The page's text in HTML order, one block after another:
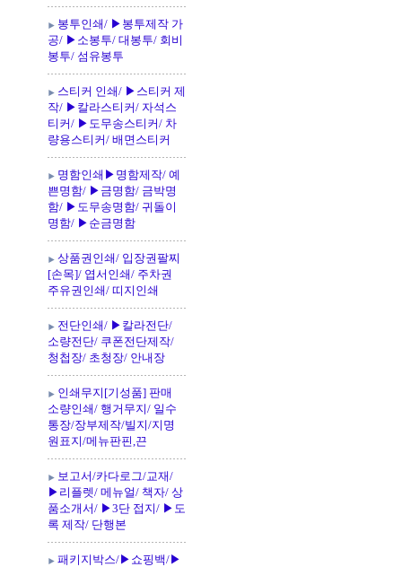
봉투인쇄/ ▶봉투제작 가
공/ ▶소봉투/ 대봉투/ 회비
봉투/ 섬유봉투
스티커 인쇄/ ▶스티커 제
작/ ▶칼라스티커/ 자석스
티커/ ▶도무송스티커/ 차
량용스티커/ 배면스티커
명함인쇄▶명함제작/ 예
쁜명함/ ▶금명함/ 금박명
함/ ▶도무송명함/ 귀돌이
명함/ ▶순금명함
상품권인쇄/ 입장권팔찌
[손목]/ 엽서인쇄/ 주차권
주유권인쇄/ 띠지인쇄
전단인쇄/ ▶칼라전단/
소량전단/ 쿠폰전단제작/
청첩장/ 초청장/ 안내장
인쇄무지[기성품] 판매
소량인쇄/ 행거무지/ 일수
통장/장부제작/빌지/지명
원표지/메뉴판핀,끈
보고서/카다로그/교재/
▶리플렛/ 메뉴얼/ 책자/ 상
품소개서/ ▶3단 접지/ ▶도
록 제작/ 단행본
패키지박스/▶쇼핑백/▶